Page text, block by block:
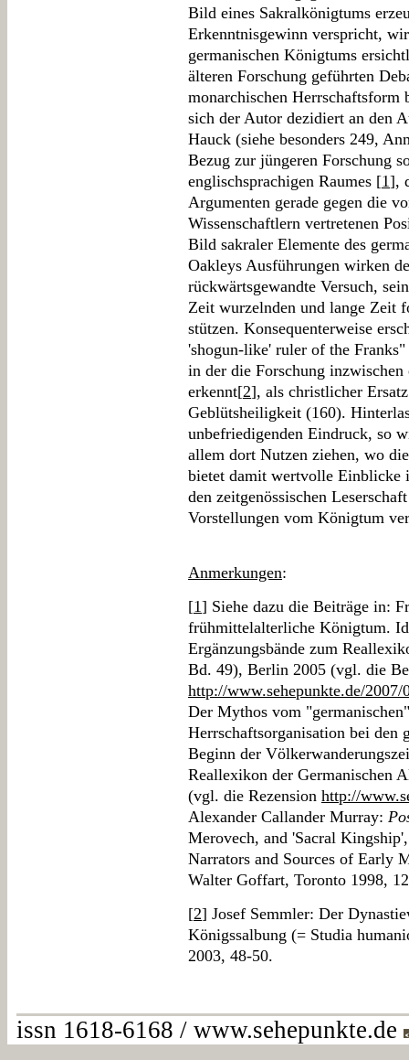
Bild eines Sakralkönigtums
Erkenntnisgewinn verspricht,
germanischen Königtums
älteren Forschung geführten
monarchischen Herrschaftsform
sich der Autor dezidiert an den
Hauck (siehe besonders 249,
Bezug zur jüngeren Forschung
englischsprachigen Raumes [1],
Argumenten gerade gegen die
Wissenschaftlern vertretenen
Bild sakraler Elemente des
Oakleys Ausführungen wirken
rückwärtsgewandte Versuch,
Zeit wurzelnden und lange Zeit
stützen. Konsequenterweise
'shogun-like' ruler of the
in der die Forschung
erkennt[2], als christlicher
Geblütsheiligkeit (160).
unbefriedigenden Eindruck, so
allem dort Nutzen ziehen, wo
bietet damit wertvolle Einblicke
den zeitgenössischen
Vorstellungen vom Königtum
Anmerkungen:
[1] Siehe dazu die Beiträge in:
frühmittelalterliche Königtum.
Ergänzungsbände zum
Bd. 49), Berlin 2005 (vgl. die
http://www.sehepunkte.de/2007/
Der Mythos vom
Herrschaftsorganisation bei den
Beginn der
Reallexikon der Germanischen
(vgl. die Rezension http://
Alexander Callander Murray:
Merovech, and 'Sacral
Narrators and Sources of Early
Walter Goffart, Toronto 1998,
[2] Josef Semmler: Der
Königssalbung (= Studia
2003, 48-50.
issn 1618-6168 / www.sehepunkte.de